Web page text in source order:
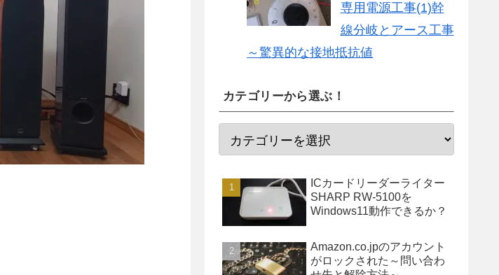
専用電源工事(1)幹
線分岐とアース工事
～驚異的な接地抵抗値
カテゴリーから選ぶ！
ICカードリーダーライター
SHARP RW-5100を
Windows11動作できるか？
Amazon.co.jpのアカウント
がロックされた～問い合わ